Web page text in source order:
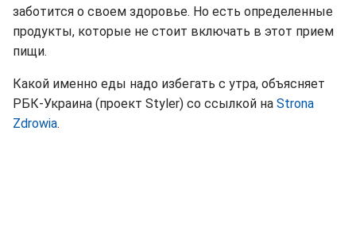
заботится о своем здоровье. Но есть определенные
продукты, которые не стоит включать в этот прием
пищи.
Какой именно еды надо избегать с утра, объясняет
РБК-Украина (проект Styler) со ссылкой на Strona
Zdrowia.